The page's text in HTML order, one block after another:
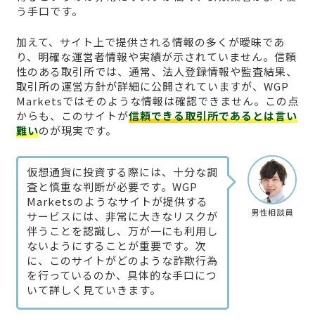
う手口です。
加えて、サイト上で提供される情報の多くが曖昧であ
り、明確な運営者情報や実績が示されていません。信頼
性のある取引所では、通常、法人登録情報や監査結果、
取引所の運営方針が詳細に公開されていますが、WGP
Marketsではそのような情報は確認できません。この点
からも、このサイトが信頼できる取引所であるとは言い
難いのが現実です。
男性相談員
仮想通貨に投資する際には、十分な調
査と慎重な判断が必要です。WGP
Marketsのようなサイトが提供する
サービスには、非常に大きなリスクが
伴うことを認識し、万が一にも利用し
ないようにすることが重要です。次
に、このサイトがどのような詐欺行為
を行っているのか、具体的な手口につ
いて詳しく見ていきます。